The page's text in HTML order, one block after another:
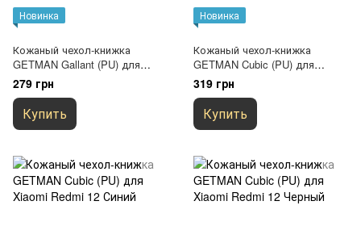
Новинка
Кожаный чехол-книжка
GETMAN Gallant (PU) для
Xiaomi Redmi 12 Черный
279 грн
Купить
Новинка
Кожаный чехол-книжка
GETMAN Cubic (PU) для
Xiaomi Redmi 12 Красный
319 грн
Купить